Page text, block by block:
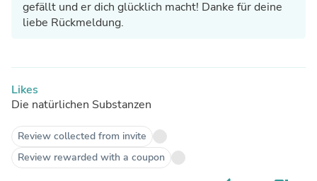
gefällt und er dich glücklich macht! Danke für deine
liebe Rückmeldung.
Likes
Die natürlichen Substanzen
Review collected from invite
Review rewarded with a coupon